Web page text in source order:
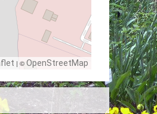
| ©OpenStreetMap